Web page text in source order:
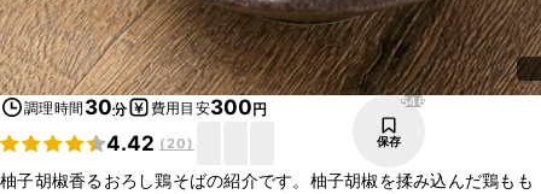
調理時間 30分 費用目安300円
4.42 (20)
546
保存
柚子胡椒香るおろし鶏そばの紹介です。柚子胡椒を揉み込んだ鶏もも